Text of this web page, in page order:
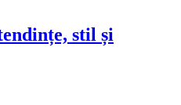
stil și